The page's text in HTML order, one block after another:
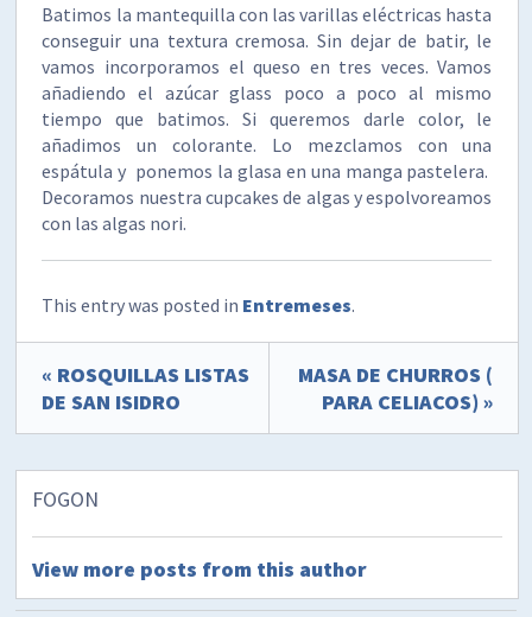
Batimos la mantequilla con las varillas eléctricas hasta
conseguir una textura cremosa. Sin dejar de batir, le
vamos incorporamos el queso en tres veces. Vamos
añadiendo el azúcar glass poco a poco al mismo
tiempo que batimos. Si queremos darle color, le
añadimos un colorante. Lo mezclamos con una
espátula y ponemos la glasa en una manga pastelera.
Decoramos nuestra cupcakes de algas y espolvoreamos
con las algas nori.
This entry was posted in Entremeses.
« ROSQUILLAS LISTAS
DE SAN ISIDRO
MASA DE CHURROS (
PARA CELIACOS) »
FOGON
View more posts from this author